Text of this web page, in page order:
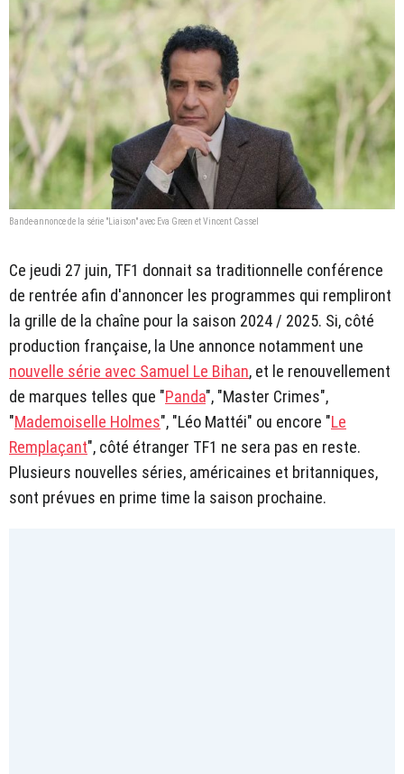
Bande-annonce de la série "Liaison" avec Eva Green et Vincent Cassel
Ce jeudi 27 juin, TF1 donnait sa traditionnelle conférence
de rentrée afin d'annoncer les programmes qui rempliront
la grille de la chaîne pour la saison 2024 / 2025. Si, côté
production française, la Une annonce notamment une
nouvelle série avec Samuel Le Bihan, et le renouvellement
de marques telles que "Panda", "Master Crimes",
"Mademoiselle Holmes", "Léo Mattéi" ou encore "Le
Remplaçant", côté étranger TF1 ne sera pas en reste.
Plusieurs nouvelles séries, américaines et britanniques,
sont prévues en prime time la saison prochaine.